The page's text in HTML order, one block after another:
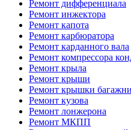
Ремонт дифференциала
Ремонт инжектора
Ремонт капота
Ремонт карбюратора
Ремонт карданного вала
Ремонт компрессора
Ремонт крыла
Ремонт крыши
Ремонт крышки
Ремонт кузова
Ремонт лонжерона
Ремонт МКПП